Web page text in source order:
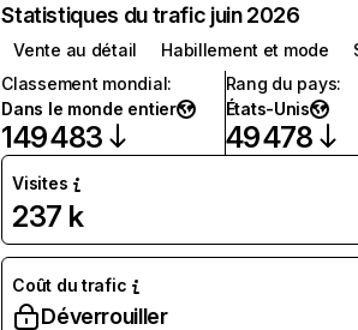
Statistiques du trafic juin 2026
Vente au détail Habillement et mode
Classement mondial:
Dans le monde entier
149 483
Rang du pays:
États-Unis
49 478
Visites
237 k
Coût du trafic
Déverrouiller